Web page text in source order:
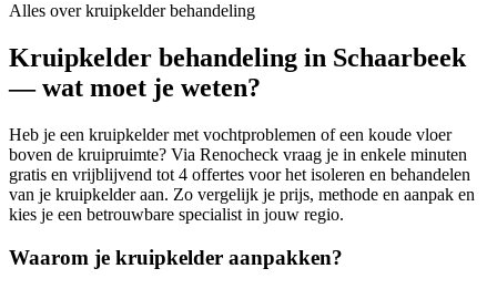
Alles overkruipkelder behandeling
Kruipkelder behandeling in Schaarbeek
— wat moet je weten?
Heb je een kruipkelder met vochtproblemen of een koude vloer
boven de kruipruimte? Via Renocheck vraag je in enkele minuten
gratis en vrijblijvend tot 4 offertes voor het isoleren en behandelen
van je kruipkelder aan. Zo vergelijk je prijs, methode en aanpak en
kies je een betrouwbare specialist in jouw regio.
Waarom je kruipkelder aanpakken?